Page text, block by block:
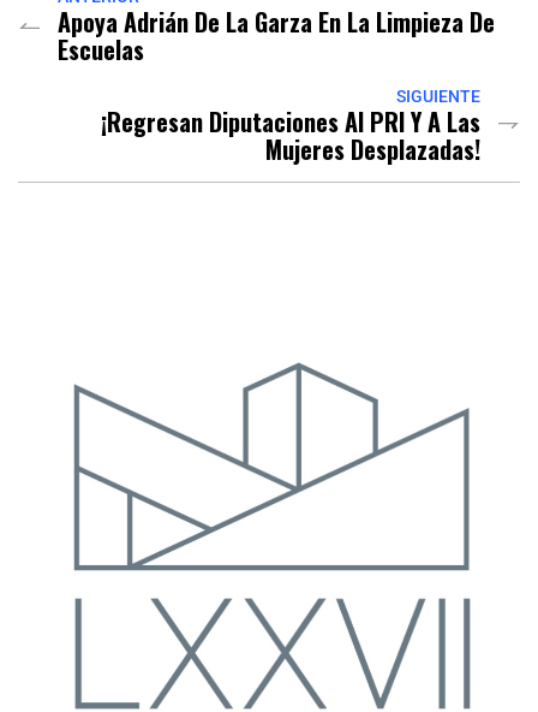
Apoya Adrián De La Garza En La Limpieza De
Escuelas
SIGUIENTE
¡Regresan Diputaciones Al PRI Y A Las
Mujeres Desplazadas!